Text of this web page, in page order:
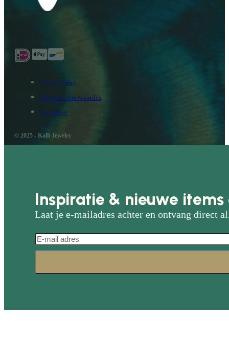
Privacy Policy
Algemene voorwaarden
Disclaimer
© 2025 - Kalli Jewelry
Inspiratie & nieuwe
Laat je e-mailadres achter en ontvang direct